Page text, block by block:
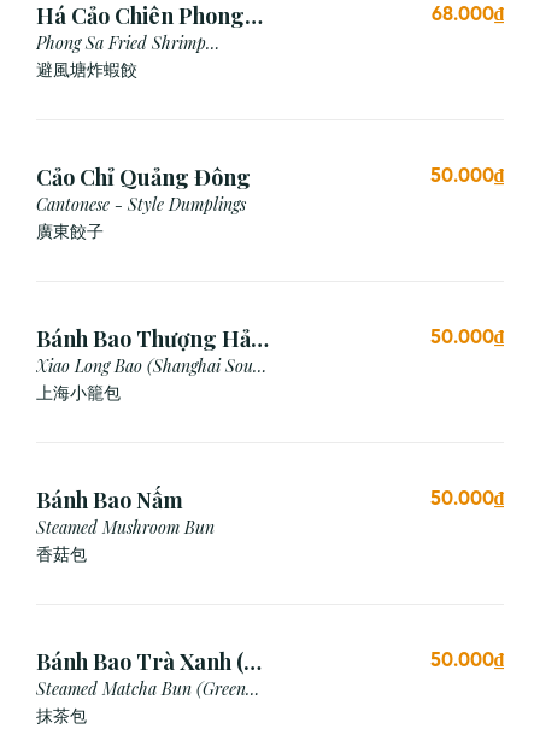
Há Cảo Chiên Phong
Sa
Phong Sa Fried Shrimp
Dumpling (Garlic Breadcrumb)
避風塘炸蝦餃
68.000₫
Cảo Chỉ Quảng Đông
Cantonese - Style Dumplings
廣東餃⼦
50.000₫
Bánh Bao Thượng Hải
(3 Viên)
Xiao Long Bao (Shanghai Soup
Dumpling)
上海小籠包
50.000₫
Bánh Bao Nấm
Steamed Mushroom Bun
香菇包
50.000₫
Bánh Bao Trà Xanh (3
Cái)
Steamed Matcha Bun (Green
Tea Bun)
抹茶包
50.000₫